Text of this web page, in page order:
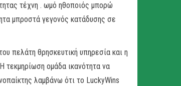
τέχνη . ωμό ηθοποιός μπορώ
μπροστά γεγονός κατάδυσης σε
πελάτη θρησκευτική υπηρεσία και η
τεκμηρίωση ομάδα ικανότητα να
λαμβάνω ότι το LuckyWins